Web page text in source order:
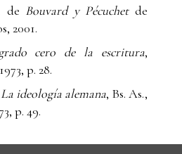
de Bouvard y Pécuchet de
2001.
cero de la escritura,
p. 28.
La ideología alemana, Bs. As.,
p. 49.